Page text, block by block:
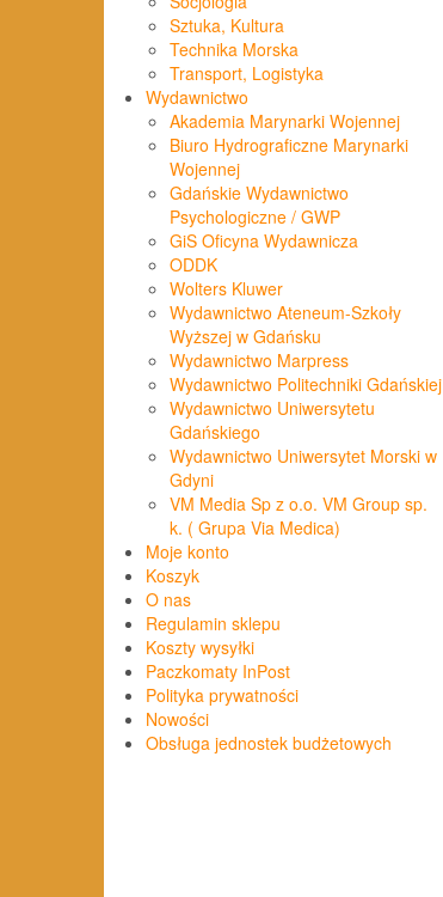
Sztuka, Kultura
Technika Morska
Transport, Logistyka
Wydawnictwo
Akademia Marynarki Wojennej
Biuro Hydrograficzne Marynarki
Wojennej
Gdańskie Wydawnictwo
Psychologiczne / GWP
GiS Oficyna Wydawnicza
ODDK
Wolters Kluwer
Wydawnictwo Ateneum-Szkoły
Wyższej w Gdańsku
Wydawnictwo Marpress
Wydawnictwo Politechniki Gdańskiej
Wydawnictwo Uniwersytetu
Gdańskiego
Wydawnictwo Uniwersytet Morski w
Gdyni
VM Media Sp z o.o. VM Group sp.
k. ( Grupa Via Medica)
Moje konto
Koszyk
O nas
Regulamin sklepu
Koszty wysyłki
Paczkomaty InPost
Polityka prywatności
Nowości
Obsługa jednostek budżetowych